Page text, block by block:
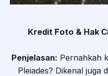
Kredit Foto & Hak
Penjelasan: Pernahkah
Pleiades? Dikenal juga